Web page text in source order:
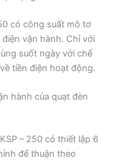
có công suất mô tơ
vận hành. Chỉ với
suốt ngày với chế
tiền điện hoạt động.
hành của quạt đèn
– 250 có thiết lập 6
để thuận theo